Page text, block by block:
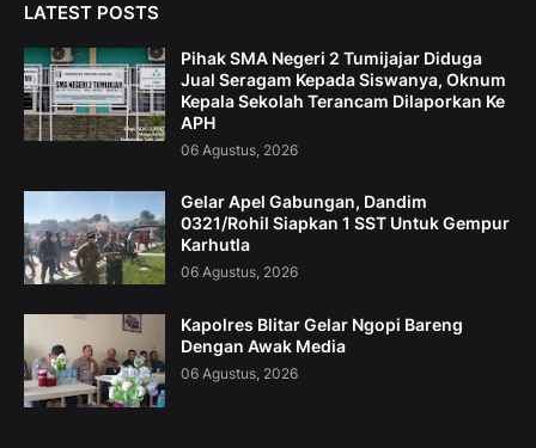
LATEST POSTS
Pihak SMA Negeri 2 Tumijajar Diduga
Jual Seragam Kepada Siswanya, Oknum
Kepala Sekolah Terancam Dilaporkan Ke
APH
06 Agustus, 2026
Gelar Apel Gabungan, Dandim
0321/Rohil Siapkan 1 SST Untuk Gempur
Karhutla
06 Agustus, 2026
Kapolres Blitar Gelar Ngopi Bareng
Dengan Awak Media
06 Agustus, 2026